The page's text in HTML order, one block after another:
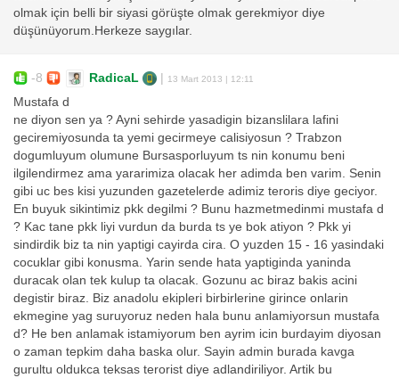
olmak için belli bir siyasi görüşte olmak gerekmiyor diye
düşünüyorum.Herkeze saygılar.
-8 RadicaL 13 Mart 2013 | 12:11
Mustafa d
ne diyon sen ya ? Ayni sehirde yasadigin bizanslilara lafini
geciremiyosunda ta yemi gecirmeye calisiyosun ? Trabzon
dogumluyum olumune Bursasporluyum ts nin konumu beni
ilgilendirmez ama yararimiza olacak her adimda ben varim. Senin
gibi uc bes kisi yuzunden gazetelerde adimiz teroris diye geciyor.
En buyuk sikintimiz pkk degilmi ? Bunu hazmetmedinmi mustafa d
? Kac tane pkk liyi vurdun da burda ts ye bok atiyon ? Pkk yi
sindirdik biz ta nin yaptigi cayirda cira. O yuzden 15 - 16 yasindaki
cocuklar gibi konusma. Yarin sende hata yaptiginda yaninda
duracak olan tek kulup ta olacak. Gozunu ac biraz bakis acini
degistir biraz. Biz anadolu ekipleri birbirlerine girince onlarin
ekmegine yag suruyoruz neden hala bunu anlamiyorsun mustafa
d? He ben anlamak istamiyorum ben ayrim icin burdayim diyosan
o zaman tepkim daha baska olur. Sayin admin burada kavga
gurultu oldukca teksas terorist diye adlandiriliyor. Artik bu